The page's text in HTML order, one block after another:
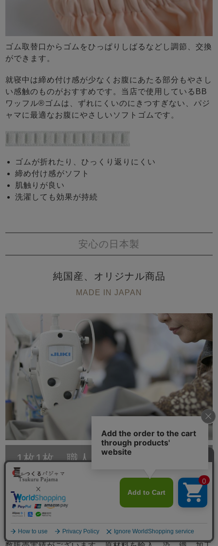
メニュー
ゴム取替口からゴムをひっぱりしばるなどし調節、交換
ができます。
就寝中は締め付け感が少なくお腹にあたる部分もやさし
い感触のものがおすすめです。当店で使用しているBB
ワッフル®ゴムは、ずれにくいのにきつすぎない、パジ
ャマに最適なお腹にやさしいソフトゴムです。
ゴムが折れたり、ひっくり返りにくい
締め付け感がソフト
肌触りが良い
洗濯しても効果が持続
安心の日本製
純国産、オリジナル商品
MADE IN JAPAN
1枚1枚、職人が京都の自社工場で
縫製
滋賀と京都に自社工場をもつ、創業70年岩本繊維。大
卸し、ホテル等の館内着製造は年間10,000枚以上の多